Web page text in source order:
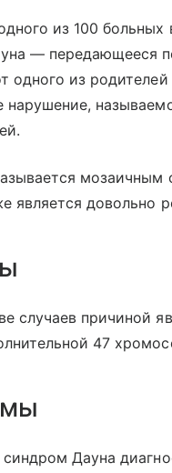
из 100 больных
— передающееся
одного из родителей
нарушение,
мозаичным
является довольно
случаев причиной
47
Дауна